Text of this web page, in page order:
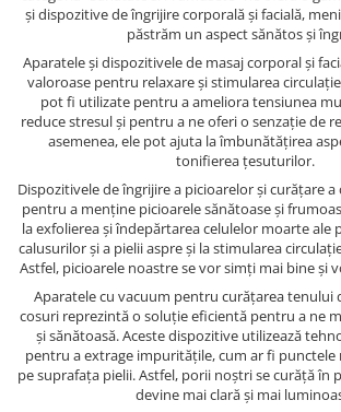
și dispozitive de îngrijire corporală și facială,
păstrăm un aspect sănătos și
Aparatele și dispozitivele de masaj corporal și
valoroase pentru relaxare și stimularea
pot fi utilizate pentru a ameliora tensiunea
reduce stresul și pentru a ne oferi o senzație de
asemenea, ele pot ajuta la îmbunătățirea
tonifierea țesuturilor.
Dispozitivele de îngrijire a picioarelor și curățare a
pentru a menține picioarele sănătoase și
la exfolierea și îndepărtarea celulelor moarte ale
calusurilor și a pielii aspre și la stimularea
Astfel, picioarele noastre se vor simți mai bine și
Aparatele cu vacuum pentru curățarea tenului
cosuri reprezintă o soluție eficientă pentru a ne
și sănătoasă. Aceste dispozitive utilizează
pentru a extrage impuritățile, cum ar fi punctele
pe suprafața pielii. Astfel, porii noștri se curăță în
devine mai clară și mai